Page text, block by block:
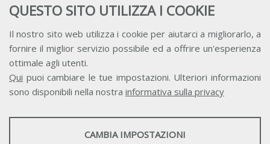
QUESTO SITO UTILIZZA I COOKIE
Il nostro sito web utilizza i cookie per aiutarci a migliorarlo, a
fornire il miglior servizio possibile ed a offrire un'esperienza
ottimale agli utenti.
Qui puoi cambiare le tue impostazioni. Ulteriori informazioni
sono disponibili nella nostra informativa sulla privacy
STATISTICHE
CAMBIA IMPOSTAZIONI
Accesso Aderenti
Accesso Consulta
Accesso Team